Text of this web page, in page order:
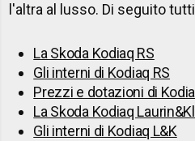
l'altra al lusso. Di seguito
La Skoda Kodiaq RS
Gli interni di Kodiaq RS
Prezzi e dotazioni di
La Skoda Kodiaq
Gli interni di Kodiaq L&K